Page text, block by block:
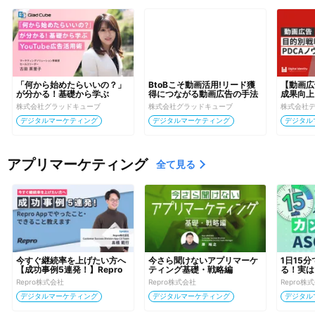
「何から始めたらいいの？」
が分かる！基礎から学ぶ
YouTube 広告活用術
株式会社グラッドキューブ
デジタルマーケティング
BtoBこそ動画活用!リード獲
得につながる動画広告の手法
とは?
株式会社グラッドキューブ
デジタルマーケティング
【動画
成果向
ウ
株式会社
デジタル
アプリマーケティング 全て見る
今すぐ継続率を上げたい方へ
【成功事例5連発！】Repro
Appでやったこと・できるこ
と教えます
Repro株式会社
デジタルマーケティング
今さら聞けないアプリマーケ
ティング基礎・戦略編
Repro株式会社
デジタルマーケティング
1日15分
る！実
Repro株
デジタル